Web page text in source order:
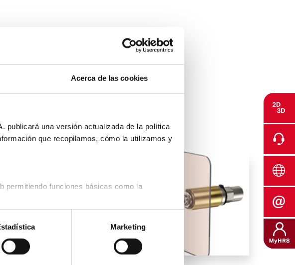
Acerca de las cookies
publicará una versión actualizada de la política
que recopilamos, cómo la utilizamos y
permitiendo funciones básicas como la
(como el ID de usuario, la selección de
facilidad de uso de nuestro sitio web;
Marketing